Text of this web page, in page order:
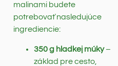
malinami budete
potrebovať nasledujúce
ingrediencie:
350 g hladkej múky–
základ pre cesto,